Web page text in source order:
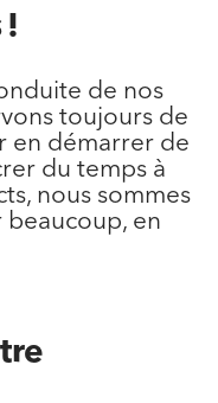
!
de nos
toujours de
en démarrer de
du temps à
nous sommes
beaucoup, en